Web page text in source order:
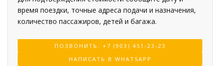
время поездки, точные адреса подачи и назначения,
количество пассажиров, детей и багажа.
ПОЗВОНИТЬ: +7 (903) 451-23-23
НАПИСАТЬ В WHATSAPP